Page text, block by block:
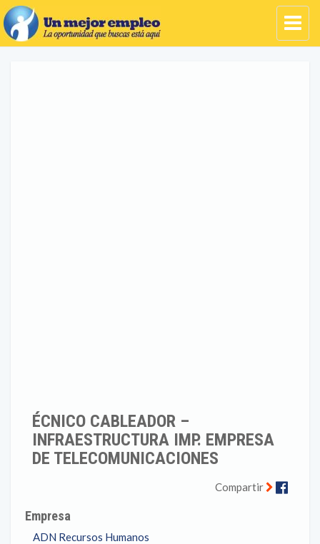
ÉCNICO CABLEADOR –
INFRAESTRUCTURA IMP. EMPRESA
DE TELECOMUNICACIONES
Compartir
Empresa
ADN Recursos Humanos